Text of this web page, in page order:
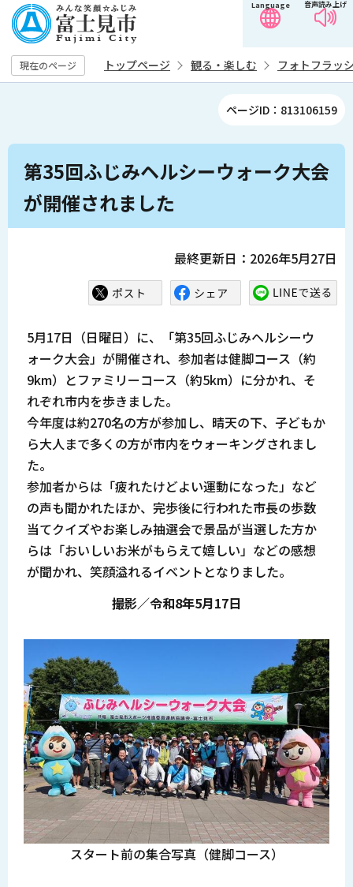
の
ペ
ー
音声読み上げ
Language
現在のページ トップページ 観る・楽しむ フォトフラッ
ページID：813106159
本
か
第35回ふじみヘルシーウォーク大会
が開催されました
最終更新日：2026年5月27日
5月17日（日曜日）に、「第35回ふじみヘルシーウ
ォーク大会」が開催され、参加者は健脚コース（約
9km）とファミリーコース（約5km）に分かれ、そ
れぞれ市内を歩きました。
今年度は約270名の方が参加し、晴天の下、子どもか
ら大人まで多くの方が市内をウォーキングされまし
た。
参加者からは「疲れたけどよい運動になった」など
の声も聞かれたほか、完歩後に行われた市長の歩数
当てクイズやお楽しみ抽選会で景品が当選した方か
らは「おいしいお米がもらえて嬉しい」などの感想
が聞かれ、笑顔溢れるイベントとなりました。
撮影／令和8年5月17日
スタート前の集合写真（健脚コース）